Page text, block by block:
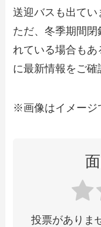
送迎バスも出てい
ただ、冬季期間閉
れている場合も
に最新情報をご確
※画像はイメージ
投票がありま